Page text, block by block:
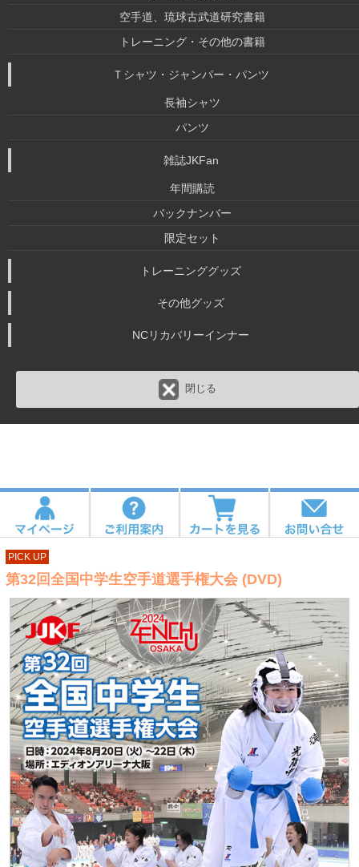
空手道、琉球古武道研究書籍
トレーニング・その他の書籍
Ｔシャツ・ジャンパー・パンツ
長袖シャツ
パンツ
雑誌JKFan
年間購読
バックナンバー
限定セット
トレーニンググッズ
その他グッズ
NCリカバリーインナー
閉じる
PICK UP
第32回全国中学生空手道選手権大会 (DVD)